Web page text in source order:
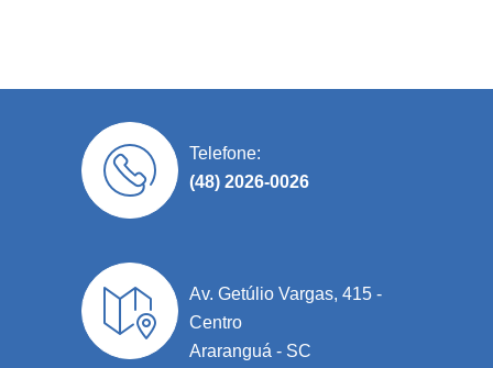
Telefone:
(48) 2026-0026
Av. Getúlio Vargas, 415 -
Centro
Araranguá - SC